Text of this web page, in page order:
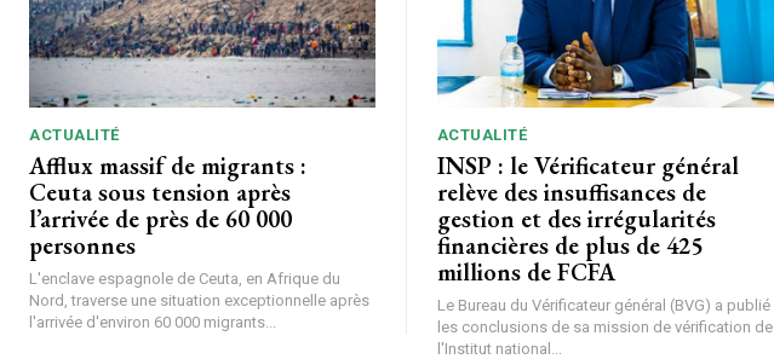
ACTUALITÉ
Afflux massif de migrants :
Ceuta sous tension après
l’arrivée de près de 60 000
personnes
L'enclave espagnole de Ceuta, en Afrique du
Nord, traverse une situation exceptionnelle après
l'arrivée d'environ 60 000 migrants...
ACTUALITÉ
INSP : le Vérificateur général
relève des insuffisances de
gestion et des irrégularités
financières de plus de 425
millions de FCFA
Le Bureau du Vérificateur général (BVG) a publié
les conclusions de sa mission de vérification de
l'Institut national...